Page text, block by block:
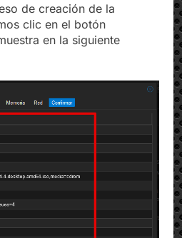
de creación de la
clic en el botón
en la siguiente